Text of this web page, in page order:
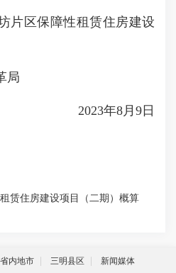
区保障性租赁住房建设
局
2023年8月9日
赁住房建设项目（二期）概算
省内地市 三明县区 新闻媒体